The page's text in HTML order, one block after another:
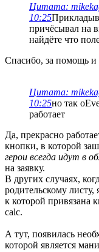
Цитата:
10:25
причёсывал на
найдёте что
Спасибо, за помощь и
Цитата:
10:25но так
работает
Да, прекрасно
кнопки, в которой
герои всегда идут в
на заявку.
В других случаях,
родительскому
к которой привязана
calc.
А тут, появилась
которой является